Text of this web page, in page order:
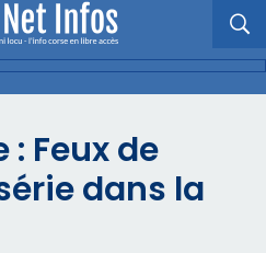
Feux de
dans la